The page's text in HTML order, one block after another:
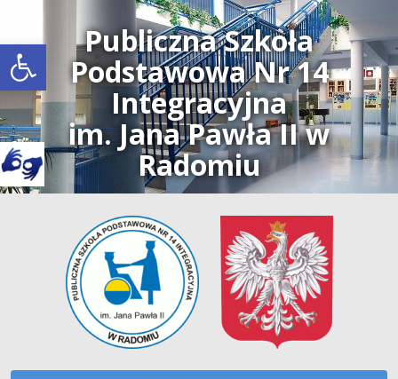
Open toolbar
Publiczna Szkoła
Podstawowa Nr 14
Integracyjna
im. Jana Pawła II w
Radomiu